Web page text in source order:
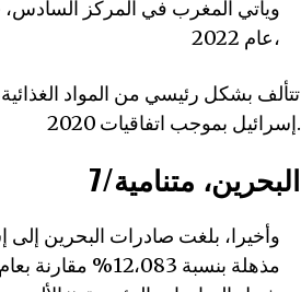
عام 2022،
تتألف بشكل رئيسي من المواد
إسرائيل بموجب اتفاقيات 2020.
7/البحرين، متنامية